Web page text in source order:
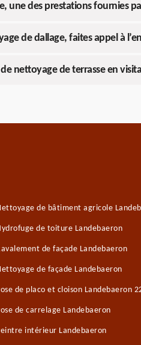
une des prestations fournies
de dallage, faites appel à
nettoyage de terrasse en
de bâtiment agricole
de toiture Landebaeron
de façade Landebaeron
de façade Landebaeron
de placo et cloison Landebaeron
de carrelage Landebaeron
intérieur Landebaeron